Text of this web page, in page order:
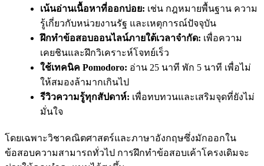
เน้นอ่านเนื้อหาที่ออกบ่อย: เช่น กฎหมายพื้นฐาน ความ
รู้เกี่ยวกับหน่วยงานรัฐ และเหตุการณ์ปัจจุบัน
ฝึกทำข้อสอบออนไลน์ภายใต้เวลาจำกัด: เพื่อความ
เคยชินและฝึกวิเคราะห์โจทย์เร็ว
ใช้เทคนิค Pomodoro: อ่าน 25 นาที พัก 5 นาที เพื่อไม่
ให้สมองล้ามากเกินไป
รีวิวความรู้ทุกสัปดาห์: เพื่อทบทวนและเสริมจุดที่ยังไม่
มั่นใจ
โดยเฉพาะวิชาคณิตศาสตร์และภาษาอังกฤษซึ่งมักออกใน
ข้อสอบความสามารถทั่วไป การฝึกทำข้อสอบเค้าโครงเดิมจะ